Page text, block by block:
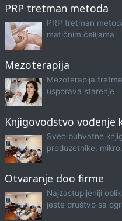
PRP tretman metoda
PRP tretman
matičnim ćelijama
Mezoterapija
Mezoterapija
usporava starenje
Knjigovodstvo vođenje
Sveo buhvatne
preduzetnike,
Otvaranje doo firme
Najzastupljeniji
jeste društvo sa